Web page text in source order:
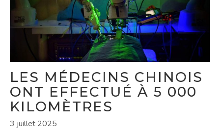
LES MÉDECINS CHINOIS
ONT EFFECTUÉ À 5 000
KILOMÈTRES
3 juillet 2025